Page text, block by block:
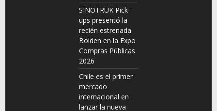
SINOTRUK Pick-
ups presentó la
recién estrenada
Bolden en la Expo
Compras Públicas
2026
Chile es el primer
mercado
internacional en
lanzar la nueva